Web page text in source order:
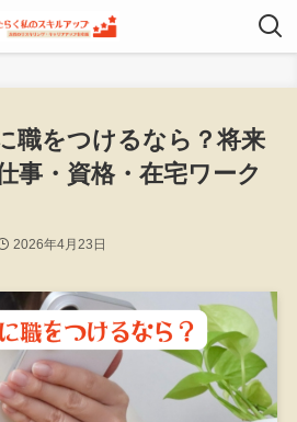
職をつけるなら？将来
事・資格・在宅ワーク
2026年4月23日